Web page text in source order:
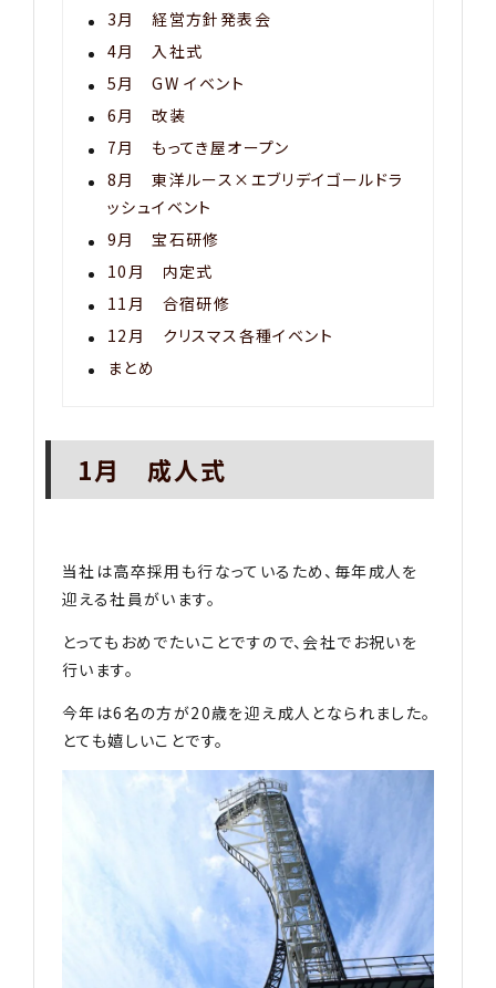
3月 経営方針発表会
4月 入社式
5月 GW イベント
6月 改装
7月 もってき屋オープン
8月 東洋ルース×エブリデイゴールドラ
ッシュイベント
9月 宝石研修
10月 内定式
11月 合宿研修
12月 クリスマス各種イベント
まとめ
1月 成人式
当社は高卒採用も行なっているため、毎年成人を
迎える社員がいます。
とってもおめでたいことですので、会社でお祝いを
行います。
今年は6名の方が20歳を迎え成人となられました。
とても嬉しいことです。